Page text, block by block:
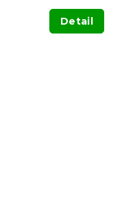
Detail